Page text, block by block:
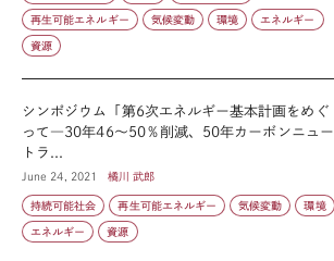
再生可能エネルギー 気候変動 環境 エネルギー
資源
シンポジウム「第6次エネルギー基本計画をめぐ
って―30年46～50％削減、50年カーボンニュー
トラ...
June 24, 2021 橘川 武郎
持続可能社会 再生可能エネルギー 気候変動 環境
エネルギー 資源